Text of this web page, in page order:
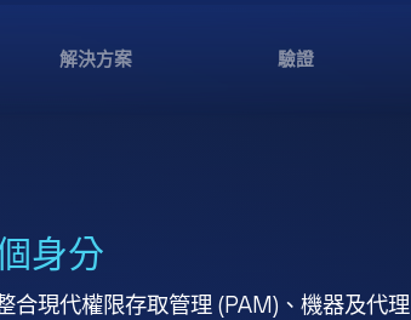
解決方案 驗證
身分
合現代權限存取管理 (PAM)、機器及代理